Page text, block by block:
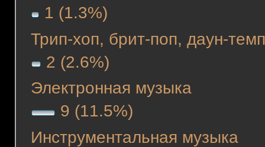
1 (1.3%)
Трип-хоп, брит-поп, даун-
2 (2.6%)
Электронная музыка
9 (11.5%)
Инструментальная музыка